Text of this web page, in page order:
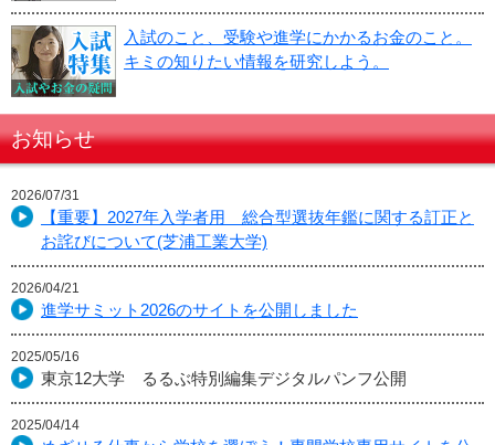
入試のこと、受験や進学にかかるお金のこと。
キミの知りたい情報を研究しよう。
お知らせ
2026/07/31
【重要】2027年入学者用 総合型選抜年鑑に関する訂正と
お詫びについて(芝浦工業大学)
2026/04/21
進学サミット2026のサイトを公開しました
2025/05/16
東京12大学 るるぶ特別編集デジタルパンフ公開
2025/04/14